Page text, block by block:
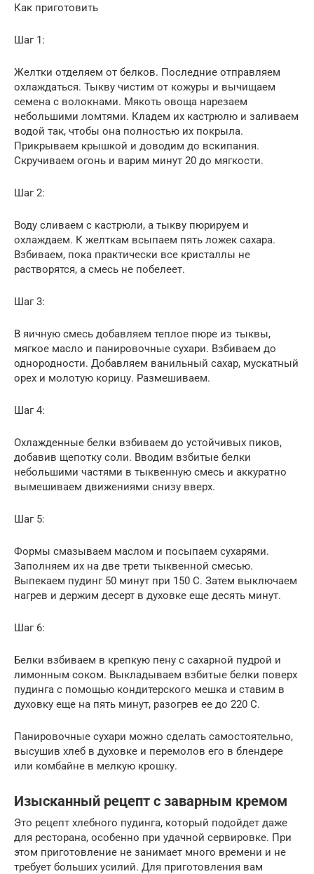
Как приготовить
Шаг 1:
Желтки отделяем от белков. Последние отправляем
охлаждаться. Тыкву чистим от кожуры и вычищаем
семена с волокнами. Мякоть овоща нарезаем
небольшими ломтями. Кладем их кастрюлю и заливаем
водой так, чтобы она полностью их покрыла.
Прикрываем крышкой и доводим до вскипания.
Скручиваем огонь и варим минут 20 до мягкости.
Шаг 2:
Воду сливаем с кастрюли, а тыкву пюрируем и
охлаждаем. К желткам всыпаем пять ложек сахара.
Взбиваем, пока практически все кристаллы не
растворятся, а смесь не побелеет.
Шаг 3:
В яичную смесь добавляем теплое пюре из тыквы,
мягкое масло и панировочные сухари. Взбиваем до
однородности. Добавляем ванильный сахар, мускатный
орех и молотую корицу. Размешиваем.
Шаг 4:
Охлажденные белки взбиваем до устойчивых пиков,
добавив щепотку соли. Вводим взбитые белки
небольшими частями в тыквенную смесь и аккуратно
вымешиваем движениями снизу вверх.
Шаг 5:
Формы смазываем маслом и посыпаем сухарями.
Заполняем их на две трети тыквенной смесью.
Выпекаем пудинг 50 минут при 150 С. Затем выключаем
нагрев и держим десерт в духовке еще десять минут.
Шаг 6:
Белки взбиваем в крепкую пену с сахарной пудрой и
лимонным соком. Выкладываем взбитые белки поверх
пудинга с помощью кондитерского мешка и ставим в
духовку еще на пять минут, разогрев ее до 220 С.
Панировочные сухари можно сделать самостоятельно,
высушив хлеб в духовке и перемолов его в блендере
или комбайне в мелкую крошку.
Изысканный рецепт с заварным кремом
Это рецепт хлебного пудинга, который подойдет даже
для ресторана, особенно при удачной сервировке. При
этом приготовление не занимает много времени и не
требует больших усилий. Для приготовления вам